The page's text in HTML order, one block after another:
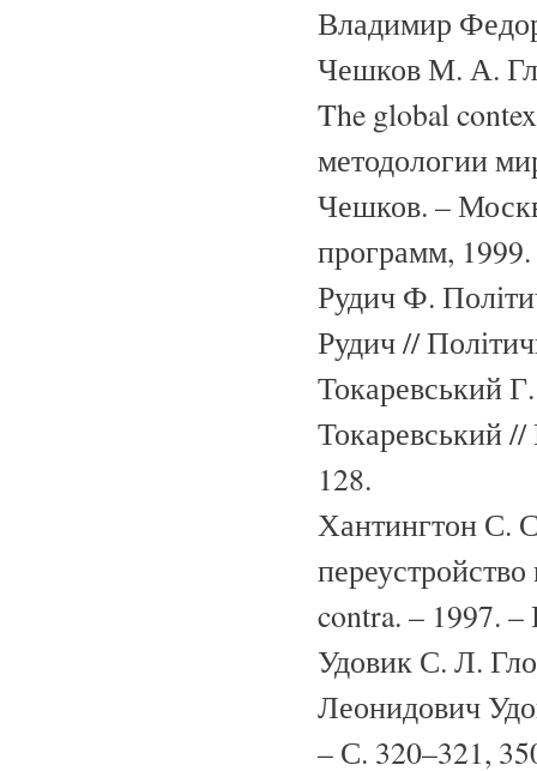
Владимир
Чешков М. А.
The global
методологии
Чешков. –
программ,
Рудич Ф.
Рудич //
Токаревський
Токаревський
128.
Хантингтон С.
contra. – 1997.
Удовик С. Л.
Леонидович
– С. 320–321,